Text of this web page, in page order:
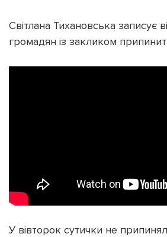
Світлана Тихановська записує
громадян із закликом
У вівторок сутички не